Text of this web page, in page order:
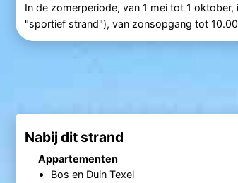
In de zomerperiode, van 1 mei tot 1
"sportief strand"), van zonsopgang tot
Nabij dit strand
Appartementen
Bos en Duin Texel